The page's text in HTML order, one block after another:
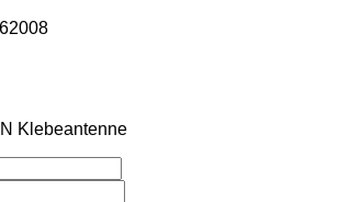
Klebeantenne